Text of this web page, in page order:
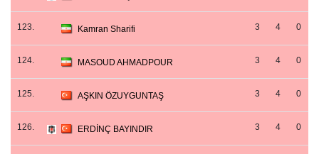
123. Kamran Sharifi 3 4 0
124. MASOUD AHMADPOUR 3 4 0
125. AŞKIN ÖZUYGUNTAŞ 3 4 0
126. ERDİNÇ BAYINDIR 3 4 0